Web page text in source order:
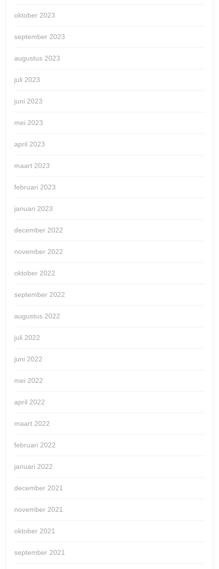
oktober 2023
september 2023
augustus 2023
juli 2023
juni 2023
mei 2023
april 2023
maart 2023
februari 2023
januari 2023
december 2022
november 2022
oktober 2022
september 2022
augustus 2022
juli 2022
juni 2022
mei 2022
april 2022
maart 2022
februari 2022
januari 2022
december 2021
november 2021
oktober 2021
september 2021